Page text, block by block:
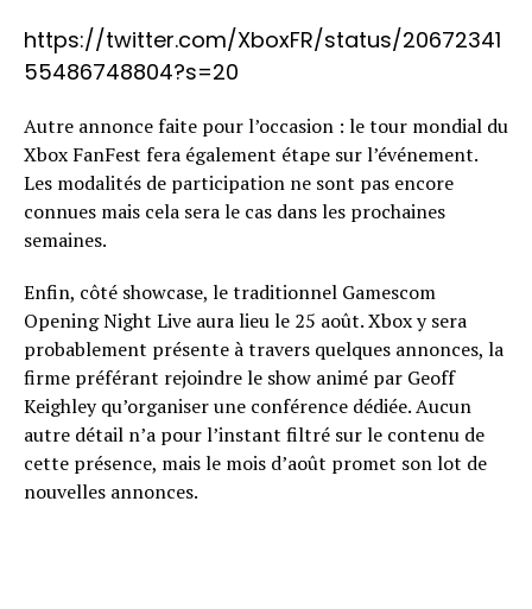
https://twitter.com/XboxFR/status/20672341
55486748804?s=20
Autre annonce faite pour l’occasion : le tour mondial du
Xbox FanFest fera également étape sur l’événement.
Les modalités de participation ne sont pas encore
connues mais cela sera le cas dans les prochaines
semaines.
Enfin, côté showcase, le traditionnel Gamescom
Opening Night Live aura lieu le 25 août. Xbox y sera
probablement présente à travers quelques annonces, la
firme préférant rejoindre le show animé par Geoff
Keighley qu’organiser une conférence dédiée. Aucun
autre détail n’a pour l’instant filtré sur le contenu de
cette présence, mais le mois d’août promet son lot de
nouvelles annonces.